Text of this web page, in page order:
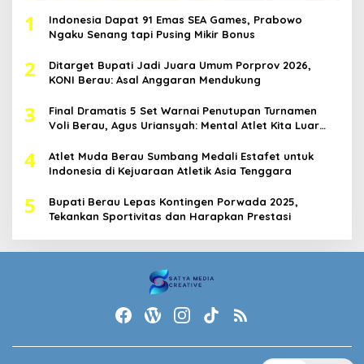
1
Indonesia Dapat 91 Emas SEA Games, Prabowo
Ngaku Senang tapi Pusing Mikir Bonus
2
Ditarget Bupati Jadi Juara Umum Porprov 2026,
KONI Berau: Asal Anggaran Mendukung
3
Final Dramatis 5 Set Warnai Penutupan Turnamen
Voli Berau, Agus Uriansyah: Mental Atlet Kita Luar
4
Atlet Muda Berau Sumbang Medali Estafet untuk
Indonesia di Kejuaraan Atletik Asia Tenggara
5
Bupati Berau Lepas Kontingen Porwada 2025,
Tekankan Sportivitas dan Harapkan Prestasi